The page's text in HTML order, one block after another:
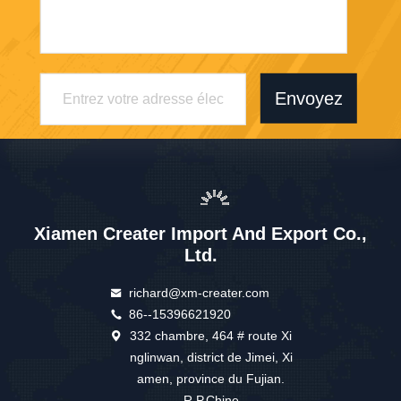
Envoyez
Xiamen Creater Import And Export Co.,
Ltd.
richard@xm-creater.com
86--15396621920
332 chambre, 464 # route Xi
nglinwan, district de Jimei, Xi
amen, province du Fujian.